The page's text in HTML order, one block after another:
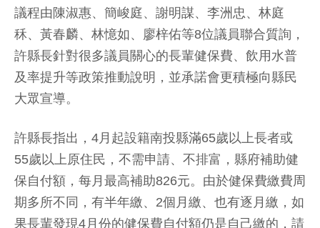
議程由陳淑惠、簡峻庭、謝明謀、李洲忠、林庭
秝、黃春麟、林憶如、廖梓佑等8位議員聯合質詢，
許縣長針對很多議員關心的長輩健保費、飲用水普
及率提升等政策推動說明，並承諾會更積極向縣民
大眾宣導。
許縣長指出，4月起設籍南投縣滿65歲以上長者或
55歲以上原住民，不需申請、不排富，縣府補助健
保自付額，每月最高補助826元。由於健保費繳費周
期多所不同，有半年繳、2個月繳、也有逐月繳，如
果長輩發現4月份的健保費自付額仍是自己繳的，請